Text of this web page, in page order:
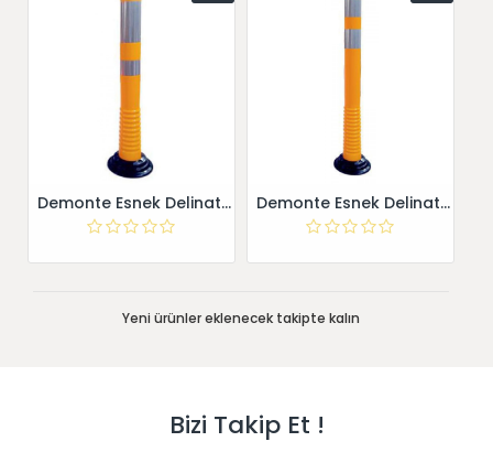
Demonte Esnek Delinatör Sarı 12232 UB R-Y Demonte Esnek Delinatör Sarı 12278 UB R-Y
Yeni ürünler eklenecek takipte kalın
Bizi Takip Et !